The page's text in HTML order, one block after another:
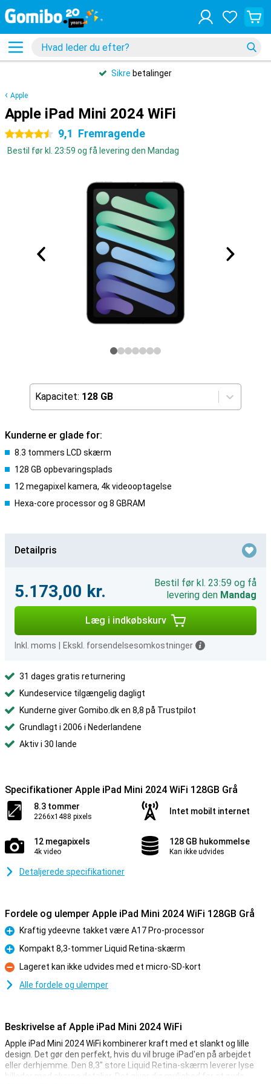
Sikre betalinger
Apple
Apple iPad Mini 2024 WiFi
4.5 stjerner 9,1 Fremragende
Bestil før kl. 23:59 og få levering den Mandag
Kapacitet: 128 GB
Kunderne er glade for:
8.3 tommers LCD skærm
128 GB opbevaringsplads
12 megapixel kamera, 4k videooptagelse
Hexa-core processor og 8 GBRAM
Detailpris
5.173,00 kr.
Bestil før kl. 23:59 og få
levering den Mandag
Læg i indkøbskurv
Inkl. moms Ekskl. forsendelsesomkostninger
31 dages gratis returnering
Kundeservice tilgængelig dagligt
Kunderne giver Gomibo.dk en 8,8 på Trustpilot
Grundlagt i 2006 i Nederlandene
Aktiv i 30 lande
Specifikationer Apple iPad Mini 2024 WiFi 128GB Grå
8.3 tommer
2266x1488 pixels
Intet mobilt internet
12 megapixels
4k video
128 GB hukommelse
Kan ikke udvides
Detaljerede specifikationer
Fordele og ulemper Apple iPad Mini 2024 WiFi 128GB Grå
Fordele
Kraftig ydeevne takket være A17 Pro-processor
Fordele
Kompakt 8,3-tommer Liquid Retina-skærm
Ulemper
Lageret kan ikke udvides med et micro-SD-kort
Alle fordele og ulemper
Beskrivelse af Apple iPad Mini 2024 WiFi
Apple iPad Mini 2024 WiFi kombinerer kraft med et slankt og lille
design. Det gør den perfekt, hvis du vil bruge iPad'en på arbejdet
eller derhjemme. Den 8,3" store Liquid Retina-skærm leverer lyse
billeder med skarpe detaljer. Det giver dig mulighed for at nyde